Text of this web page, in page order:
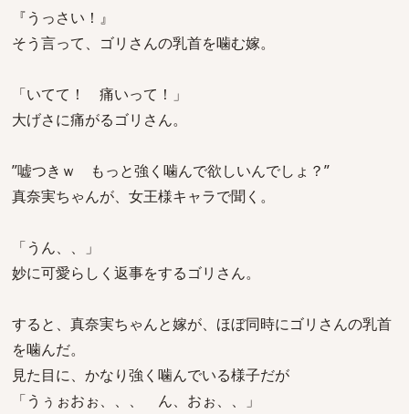
『うっさい！』
そう言って、ゴリさんの乳首を噛む嫁。
「いてて！ 痛いって！」
大げさに痛がるゴリさん。
”嘘つきｗ もっと強く噛んで欲しいんでしょ？”
真奈実ちゃんが、女王様キャラで聞く。
「うん、、」
妙に可愛らしく返事をするゴリさん。
すると、真奈実ちゃんと嫁が、ほぼ同時にゴリさんの乳首
を噛んだ。
見た目に、かなり強く噛んでいる様子だが
「うぅぉおぉ、、、 ん、おぉ、、」